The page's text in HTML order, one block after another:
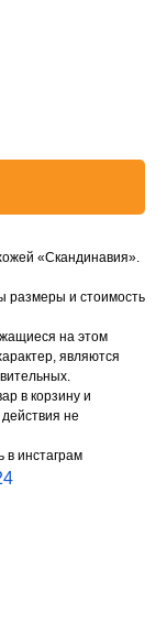
«Скандинавия».
размеры и стоимость
на этом
являются
в корзину и
не
инстаграм